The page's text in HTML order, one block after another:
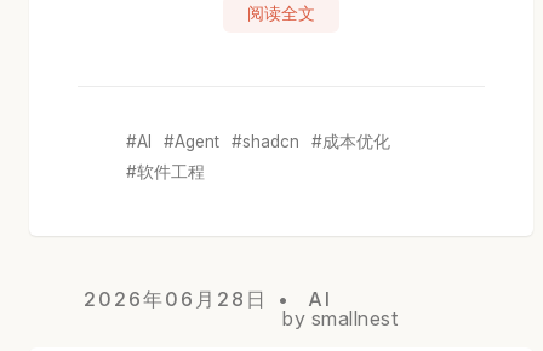
阅读全文
AI Agent shadcn
成本优化
软件工程
2026年06月28日
AI
by smallnest